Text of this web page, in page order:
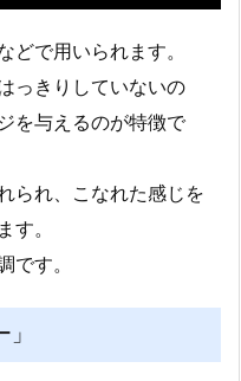
どで用いられます。
っきりしていないの
を与えるのが特徴で
られ、こなれた感じを
す。
です。